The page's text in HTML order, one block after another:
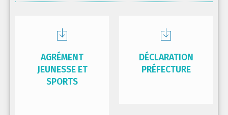
AGRÉMENT
JEUNESSE ET
SPORTS
DÉCLARATION
PRÉFECTURE